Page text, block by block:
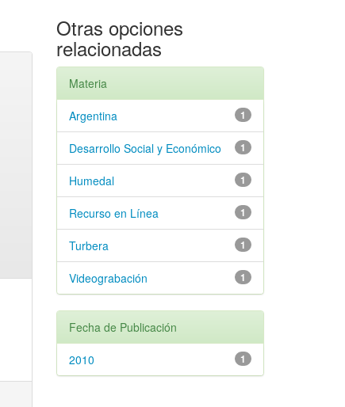
Otras opciones
relacionadas
Materia
1
Argentina
1
Desarrollo Social y Económico
1
Humedal
1
Recurso en Línea
1
Turbera
1
Videograbación
Fecha de Publicación
1
2010